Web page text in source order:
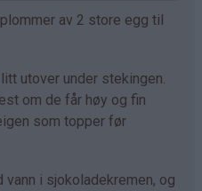
av 2 store egg til
utover under stekingen.
om de får høy og fin
som topper før
vann i sjokoladekremen, og